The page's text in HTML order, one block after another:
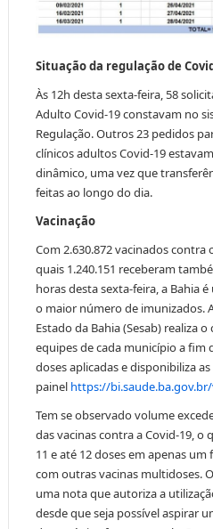
Situação da regulação de
Às 12h desta sexta-feira, 58
Adulto Covid-19 constavam no
Regulação. Outros 23 pedidos
clínicos adultos Covid-19
dinâmico, uma vez que
feitas ao longo do dia.
Vacinação
Com 2.630.872 vacinados contra
quais 1.240.151 receberam
horas desta sexta-feira, a Bahia
o maior número de imunizados.
Estado da Bahia (Sesab) realiza
equipes de cada município a
doses aplicadas e disponibiliza
painel https://
Tem se observado volume
das vacinas contra a Covid-19, o
11 e até 12 doses em apenas
com outras vacinas multidoses.
uma nota que autoriza a
desde que seja possível aspirar